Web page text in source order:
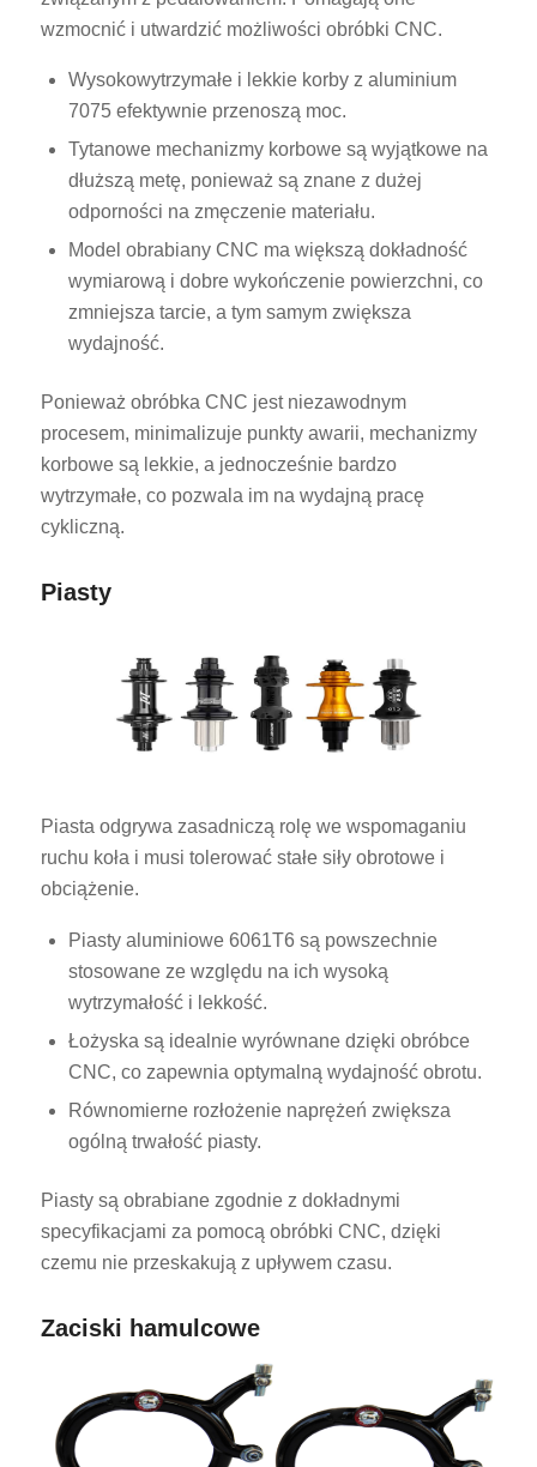
wzmocnić i utwardzić możliwości obróbki CNC.
Wysokowytrzymałe i lekkie korby z aluminium
7075 efektywnie przenoszą moc.
Tytanowe mechanizmy korbowe są wyjątkowe na
dłuższą metę, ponieważ są znane z dużej
odporności na zmęczenie materiału.
Model obrabiany CNC ma większą dokładność
wymiarową i dobre wykończenie powierzchni, co
zmniejsza tarcie, a tym samym zwiększa
wydajność.
Ponieważ obróbka CNC jest niezawodnym
procesem, minimalizuje punkty awarii, mechanizmy
korbowe są lekkie, a jednocześnie bardzo
wytrzymałe, co pozwala im na wydajną pracę
cykliczną.
Piasty
Piasta odgrywa zasadniczą rolę we wspomaganiu
ruchu koła i musi tolerować stałe siły obrotowe i
obciążenie.
Piasty aluminiowe 6061T6 są powszechnie
stosowane ze względu na ich wysoką
wytrzymałość i lekkość.
Łożyska są idealnie wyrównane dzięki obróbce
CNC, co zapewnia optymalną wydajność obrotu.
Równomierne rozłożenie naprężeń zwiększa
ogólną trwałość piasty.
Piasty są obrabiane zgodnie z dokładnymi
specyfikacjami za pomocą obróbki CNC, dzięki
czemu nie przeskakują z upływem czasu.
Zaciski hamulcowe